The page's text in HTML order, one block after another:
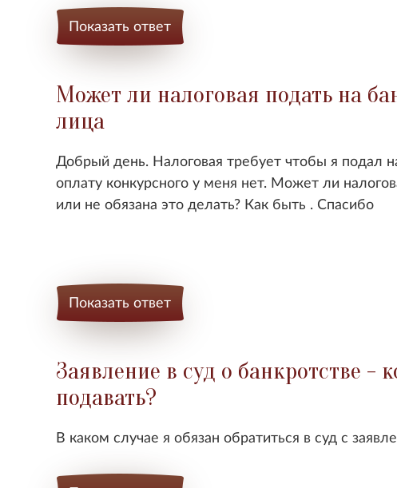
Показать ответ
Может ли налоговая подать на
лица
Добрый день. Налоговая требует чтобы я подал
оплату конкурсного у меня нет. Может ли
или не обязана это делать? Как быть . Спасибо
Показать ответ
Заявление в суд о банкротстве -
подавать?
В каком случае я обязан обратиться в суд с